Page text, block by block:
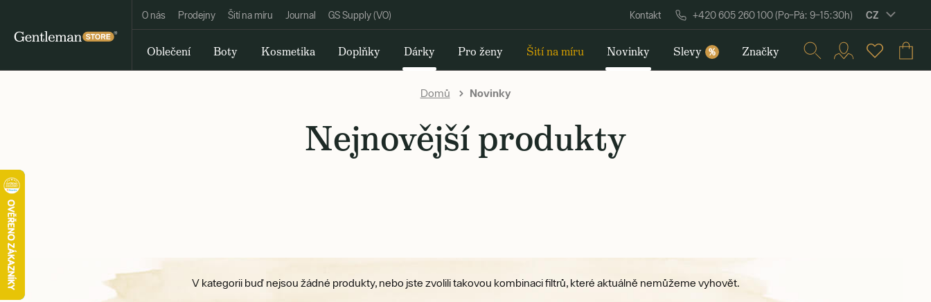
O nás Prodejny Šití na míru Journal GS Supply (VO) Kontakt +420 605 260 100 (Po–Pá: 9–15:30h) CZ
Oblečení Boty Kosmetika Doplňky Dárky Pro ženy Šití na míru Novinky Slevy % Značky
Domů Novinky
Nejnovější produkty
V kategorii buď nejsou žádné produkty, nebo jste zvolili takovou kombinaci filtrů, které aktuálně nemůžeme vyhovět.